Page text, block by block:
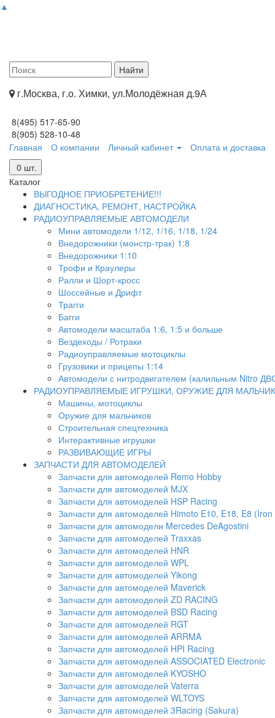
▲
г.Москва, г.о. Химки, ул.Молодёжная д.9А
8(495) 517-65-90
8(905) 528-10-48
Главная
О компании Личный кабинет Оплата и доставка
0 шт.
Каталог
ВЫГОДНОЕ ПРИОБРЕТЕНИЕ!!!
ДИАГНОСТИКА, РЕМОНТ, НАСТРОЙКА
РАДИОУПРАВЛЯЕМЫЕ АВТОМОДЕЛИ
Мини автомодели 1/12, 1/16, 1/18, 1/24
Внедорожники (монстр-трак) 1:8
Внедорожники 1:10
Трофи и Краулеры
Ралли и Шорт-кросс
Шоссейные и Дрифт
Трагги
Багги
Автомодели масштаба 1:6, 1:5 и больше
Вездеходы / Ротраки
Радиоуправляемые мотоциклы
Грузовики и прицепы 1:14
Автомодели с нитродвигателем (калильным Nitro
РАДИОУПРАВЛЯЕМЫЕ ИГРУШКИ, ОРУЖИЕ ДЛЯ
Машины, мотоциклы
Оружие для мальчиков
Строительная спецтехника
Интерактивные игрушки
РАЗВИВАЮЩИЕ ИГРЫ
ЗАПЧАСТИ ДЛЯ АВТОМОДЕЛЕЙ
Запчасти для автомоделей Remo Hobby
Запчасти для автомоделей MJX
Запчасти для автомоделей HSP Racing
Запчасти для автомоделей Himoto E10, E18, E8
Запчасти для автомодели Mercedes DeAgostini
Запчасти для автомоделей Traxxas
Запчасти для автомоделей HNR
Запчасти для автомоделей WPL
Запчасти для автомоделей Yikong
Запчасти для автомоделей Maverick
Запчасти для автомоделей ZD RACING
Запчасти для автомоделей BSD Racing
Запчасти для автомоделей RGT
Запчасти для автомоделей ARRMA
Запчасти для автомоделей HPI Racing
Запчасти для автомоделей ASSOCIATED Electronic
Запчасти для автомоделей KYOSHO
Запчасти для автомоделей Vaterra
Запчасти для автомоделей WLTOYS
Запчасти для автомоделей 3Racing (Sakura)